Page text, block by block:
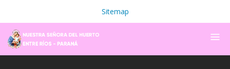
Sitemap